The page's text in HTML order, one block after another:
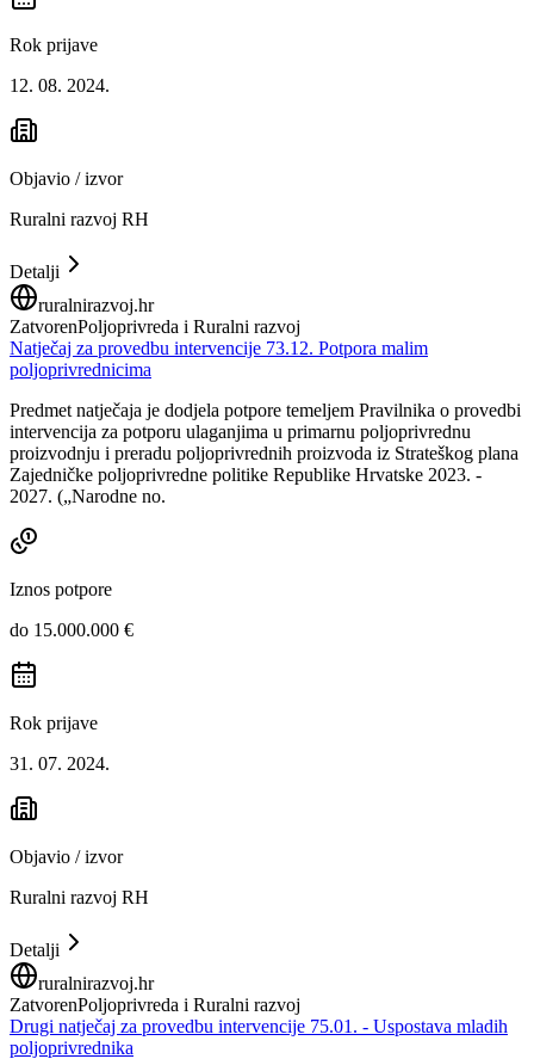
Rok prijave
12. 08. 2024.
Objavio / izvor
Ruralni razvoj RH
Detalji
ruralnirazvoj.hr
ZatvorenPoljoprivreda i Ruralni razvoj
Natječaj za provedbu intervencije 73.12. Potpora malim
poljoprivrednicima
Predmet natječaja je dodjela potpore temeljem Pravilnika o provedbi
intervencija za potporu ulaganjima u primarnu poljoprivrednu
proizvodnju i preradu poljoprivrednih proizvoda iz Strateškog plana
Zajedničke poljoprivredne politike Republike Hrvatske 2023. -
2027. („Narodne no.
Iznos potpore
do 15.000.000 €
Rok prijave
31. 07. 2024.
Objavio / izvor
Ruralni razvoj RH
Detalji
ruralnirazvoj.hr
ZatvorenPoljoprivreda i Ruralni razvoj
Drugi natječaj za provedbu intervencije 75.01. - Uspostava mladih
poljoprivrednika